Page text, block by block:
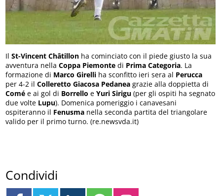
IlSt-Vincent Châtillon ha cominciato con il piede giusto la sua
avventura nellaCoppa Piemontedi Prima Categoria. La
formazione di Marco Girelli ha sconfitto ieri sera al Perucca
per 4-2 ilColleretto Giacosa Pedanea grazie alla doppietta di
Comé e ai gol di Borrello eYuri Sirigu (per gli ospiti ha segnato
due volte Lupu). Domenica pomeriggio i canavesani
ospiteranno il Fenusma nella seconda partita del triangolare
valido per il primo turno. (re.newsvda.it)
Condividi